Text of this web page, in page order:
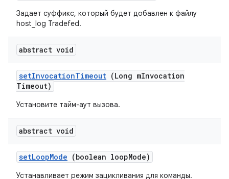
Задает суффикс, который будет добавлен к файлу
host_log Tradefed.
abstract void
setInvocationTimeout (Long mInvocation
Timeout)
Установите тайм-аут вызова.
abstract void
setLoopMode (boolean loopMode)
Устанавливает режим зацикливания для команды.